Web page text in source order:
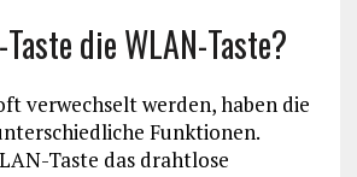
die WLAN-Taste?
verwechselt werden, haben die
Funktionen.
Taste das drahtlose